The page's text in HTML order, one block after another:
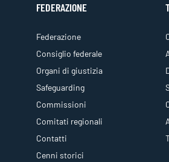
FEDERAZIONE
Federazione
Consiglio federale
Organi di giustizia
Safeguarding
Commissioni
Comitati regionali
Contatti
Cenni storici